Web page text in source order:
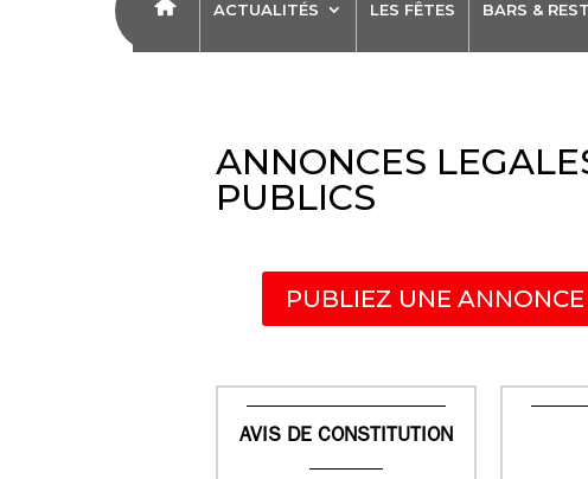
ACTUALITÉS LES FÊTES BARS &
ANNONCES
PUBLICS
PUBLIEZ UNE
AVIS DE CONSTITUTION